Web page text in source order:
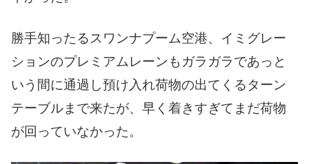
勝手知ったるスワンナプーム空港、イミグレー
ションのプレミアムレーンもガラガラであっと
いう間に通過し預け入れ荷物の出てくるターン
テーブルまで来たが、早く着きすぎてまだ荷物
が回っていなかった。